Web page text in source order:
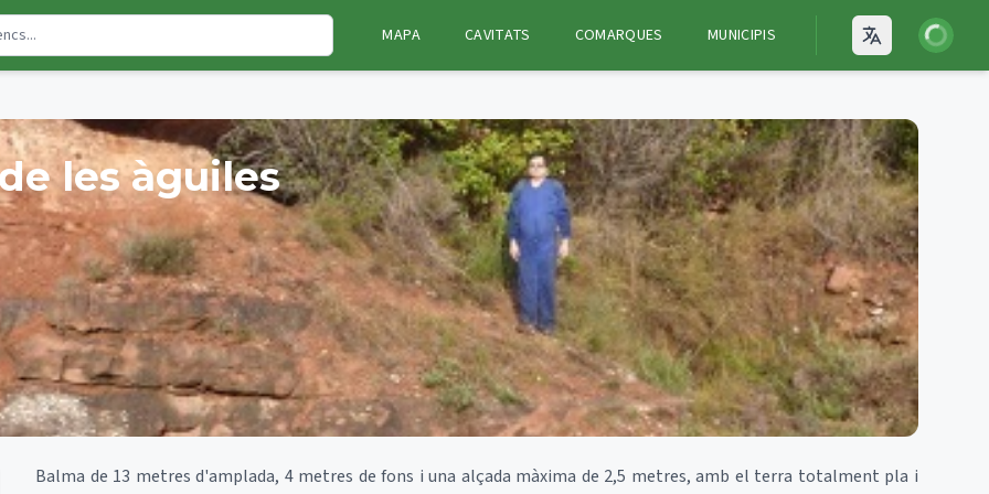
MAPA CAVITATS COMARQUES MUNICIPIS Open
Iniciar
les àguiles
Balma de 13 metres d'amplada, 4 metres de fons i una alçada màxima de 2,5 metres, amb el terra totalment pla i